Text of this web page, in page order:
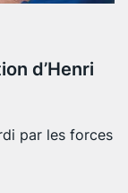
d’Henri
par les forces